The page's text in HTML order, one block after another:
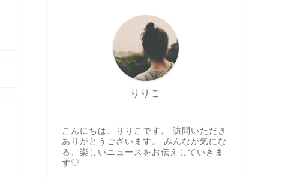
りりこ
こんにちは、りりこです。 訪問いただき
ありがとうございます。 みんなが気にな
る、楽しいニュースをお伝えしていきま
す♡